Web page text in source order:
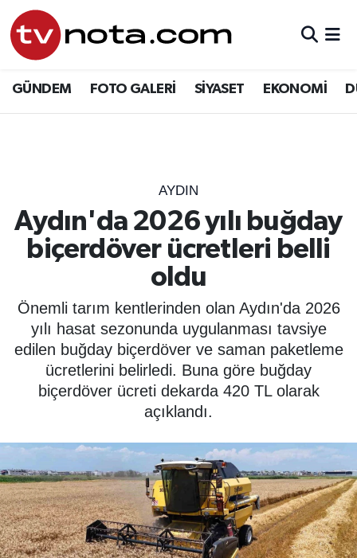
GÜNDEM FOTO GALERİ SİYASET EKONOMİ
AYDIN
Aydın'da 2026 yılı buğday
biçerdöver ücretleri belli
oldu
Önemli tarım kentlerinden olan Aydın'da 2026
yılı hasat sezonunda uygulanması tavsiye
edilen buğday biçerdöver ve saman paketleme
ücretlerini belirledi. Buna göre buğday
biçerdöver ücreti dekarda 420 TL olarak
açıklandı.
GÜNDEM
YURT
EĞİTİM
ÖZEL HABER
SAĞLIK
SPOR
YAŞAM
BİLİM - TEKNOLOJİ
KADIN
Hava Durumu
Son Dakika Haberleri
Haber Arşivi